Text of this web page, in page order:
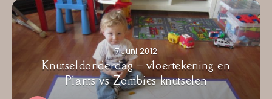
7 Juni 2012
Knutseldonderdag – vloertekening en
Plants vs Zombies knutselen